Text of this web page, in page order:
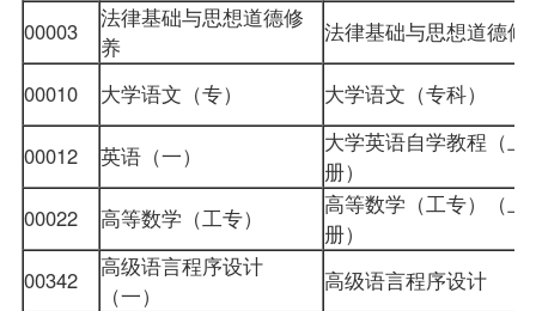
00003 法律基础与思想道德修
养
法律基础与思想道德
00010 大学语文 （专） 大学语文（专科）
00012 英语（一）
大学英语自学教程（上
册）
00022 高等数学（工专）
高等数学（工专）（上
册）
00342 高级语言程序设计
（一）
高级语言程序设计